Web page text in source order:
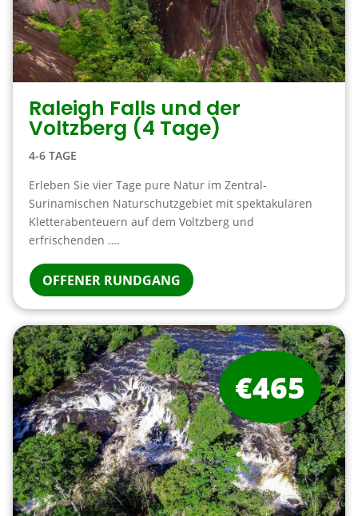
Raleigh Falls und der
Voltzberg (4 Tage)
4-6 TAGE
Erleben Sie vier Tage pure Natur im Zentral-
Surinamischen Naturschutzgebiet mit spektakulären
Kletterabenteuern auf dem Voltzberg und
erfrischenden ….
OFFENER RUNDGANG
€465